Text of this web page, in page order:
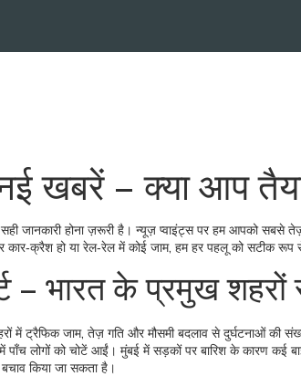
खबरें – क्या आप
सही जानकारी होना ज़रूरी है। न्यूज़ प्वाइंट्स पर हम आपको
हो या रेल‑रेल में कोई जाम, हम हर पहलू को सटीक
– भारत के प्रमुख
में ट्रैफिक जाम, तेज़ गति और मौसमी बदलाव से दुर्घटनाओं की
पाँच लोगों को चोटें आईं। मुंबई में सड़कों पर बारिश के कारण कई
किया जा सकता है।